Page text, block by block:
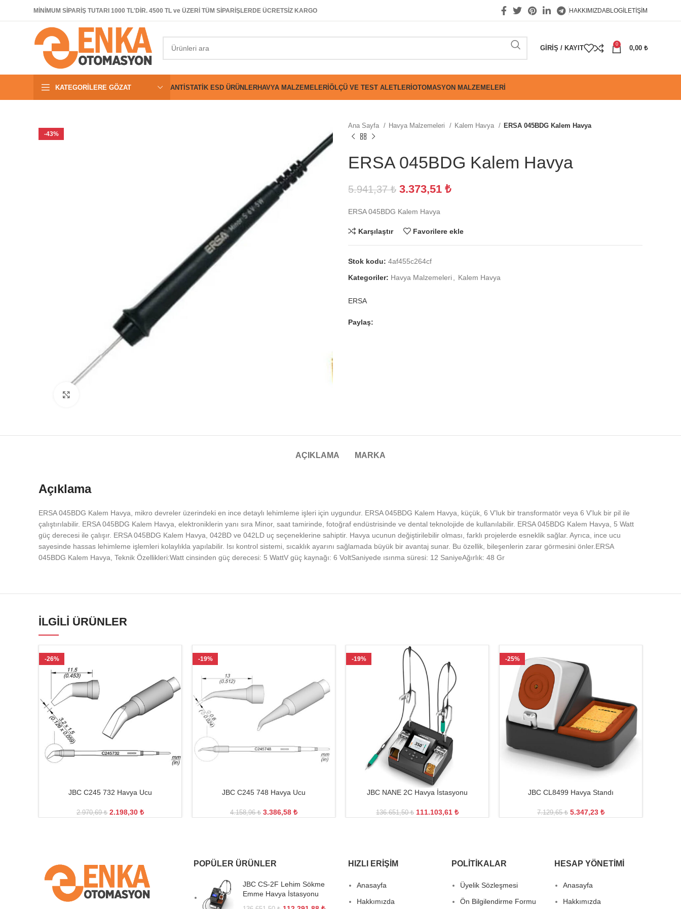
MİNİMUM SİPARİŞ TUTARI 1000 TL'DİR. 4500 TL ve ÜZERİ TÜM SİPARİŞLERDE ÜCRETSİZ KARGO HAKKIMIZDABLOGİLETIŞIM
GIRIŞ / KAYIT
0
0,00 ₺
KATEGORILERE GÖZAT ANTISTATIK ESD ÜRÜNLERHAVYA MALZEMELERIÖLÇÜ VE TEST ALETLERIOTOMASYON MALZEMELERI
-43%
Ana Sayfa Havya Malzemeleri Kalem Havya ERSA 045BDG Kalem Havya
ERSA 045BDG Kalem Havya
5.941,37₺ 3.373,51 ₺
ERSA 045BDG Kalem Havya
Karşılaştır Favorilere ekle
Stok kodu: 4af455c264cf
Kategoriler: Havya Malzemeleri Kalem Havya
ERSA
Paylaş:
AÇIKLAMA MARKA
Açıklama
ERSA 045BDG Kalem Havya, mikro devreler üzerindeki en ince detaylı lehimleme işleri için uygundur. ERSA 045BDG Kalem Havya, küçük, 6 V’luk bir transformatör veya 6 V’luk bir pil ile
çalıştırılabilir. ERSA 045BDG Kalem Havya, elektroniklerin yanı sıra Minor, saat tamirinde, fotoğraf endüstrisinde ve dental teknolojide de kullanılabilir. ERSA 045BDG Kalem Havya, 5 Watt
güç derecesi ile çalışır. ERSA 045BDG Kalem Havya, 042BD ve 042LD uç seçeneklerine sahiptir. Havya ucunun değiştirilebilir olması, farklı projelerde esneklik sağlar. Ayrıca, ince ucu
sayesinde hassas lehimleme işlemleri kolaylıkla yapılabilir. Isı kontrol sistemi, sıcaklık ayarını sağlamada büyük bir avantaj sunar. Bu özellik, bileşenlerin zarar görmesini önler.ERSA
045BDG Kalem Havya, Teknik Özellikleri:Watt cinsinden güç derecesi: 5 WattV güç kaynağı: 6 VoltSaniyede ısınma süresi: 12 SaniyeAğırlık: 48 Gr
İLGILI ÜRÜNLER
-26%
JBC C245 732 Havya Ucu
2.970,69₺ 2.198,30 ₺
-19%
JBC C245 748 Havya Ucu
4.158,96₺ 3.386,58 ₺
-19%
JBC NANE 2C Havya İstasyonu
136.651,50₺ 111.103,61 ₺
-25%
JBC CL8499 Havya Standı
7.129,65₺ 5.347,23 ₺
POPÜLER ÜRÜNLER
JBC CS-2F Lehim Sökme
Emme Havya İstasyonu
HIZLI ERIŞIM
Anasayfa
Hakkımızda
POLITIKALAR
Üyelik Sözleşmesi
Ön Bilgilendirme Formu
HESAP YÖNETIMI
Anasayfa
Hakkımızda